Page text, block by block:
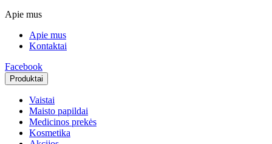
Apie mus
Apie mus
Kontaktai
Facebook
Produktai
Vaistai
Maisto papildai
Medicinos prekės
Kosmetika